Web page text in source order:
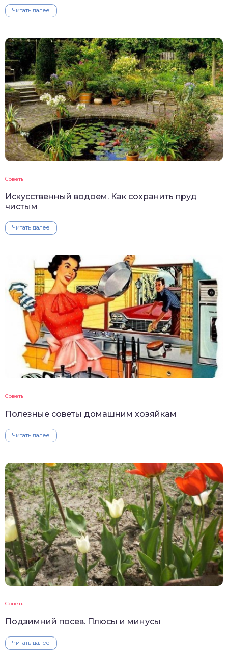
Читать далее
Советы
Искусственный водоем. Как сохранить пруд
чистым
Читать далее
Советы
Полезные советы домашним хозяйкам
Читать далее
Советы
Подзимний посев. Плюсы и минусы
Читать далее